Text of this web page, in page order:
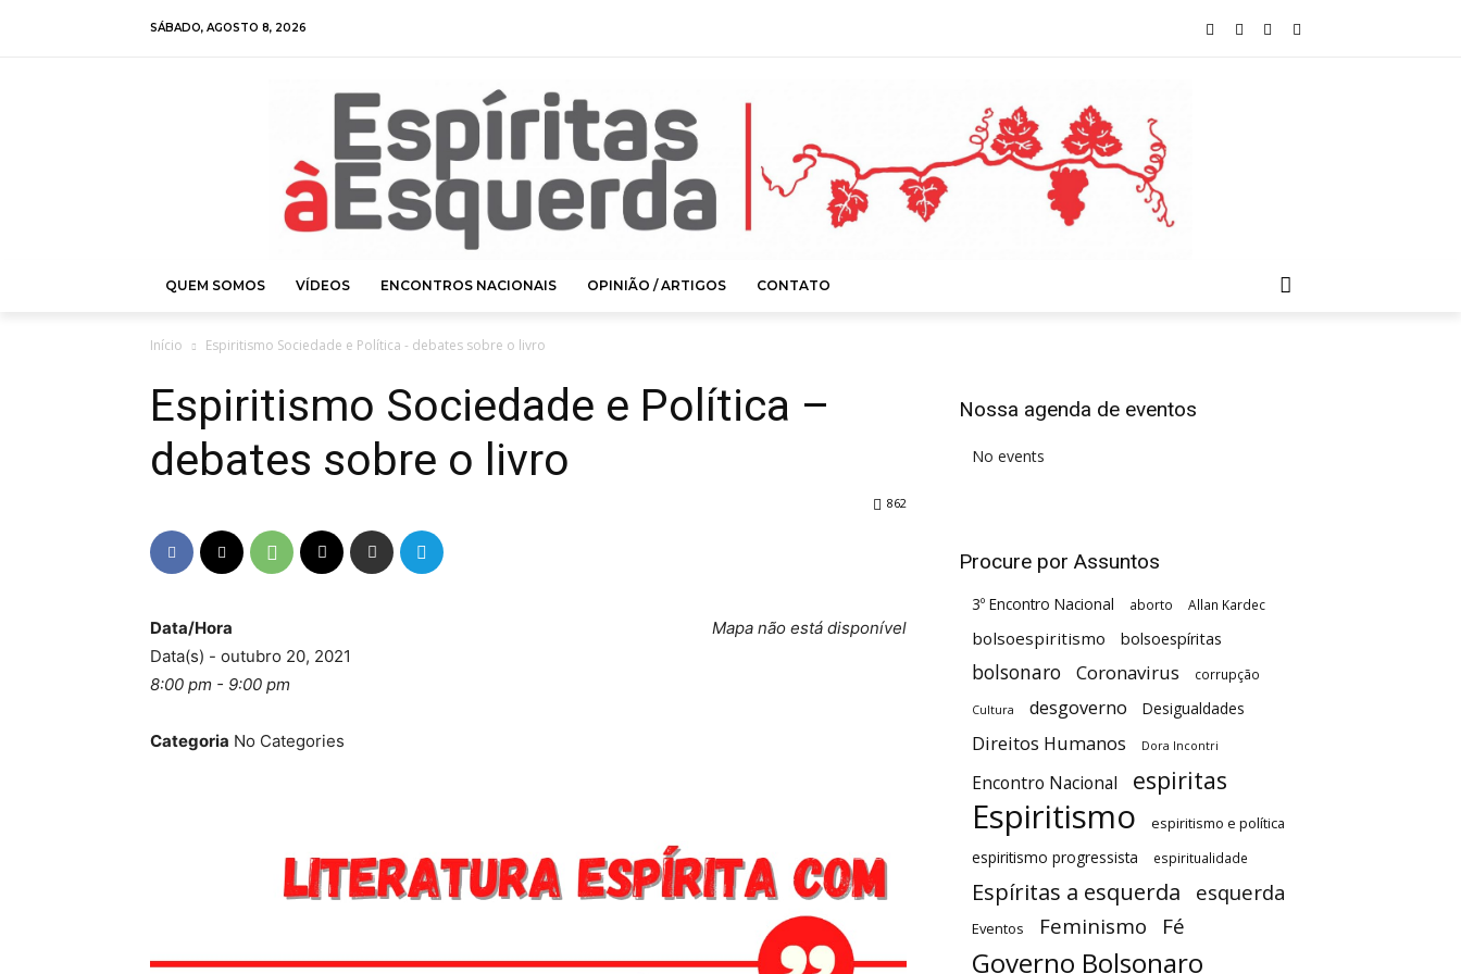
SÁBADO, AGOSTO 8, 2026
QUEM SOMOS VÍDEOS ENCONTROS NACIONAIS OPINIÃO / ARTIGOS CONTATO
Início Espiritismo Sociedade e Política - debates sobre o livro
Espiritismo Sociedade e Política –
debates sobre o livro
862
Mapa não está disponível
Data/Hora
Data(s) - outubro 20, 2021
8:00 pm - 9:00 pm
Categoria No Categories
Nossa agenda de eventos
No events
Procure por Assuntos
3º Encontro Nacional aborto Allan Kardec
bolsoespiritismo bolsoespíritas
bolsonaro Coronavirus corrupção
Cultura desgoverno Desigualdades
Direitos Humanos Dora Incontri
Encontro Nacional espiritas
Espiritismo espiritismo e política
espiritismo progressista espiritualidade
Espíritas a esquerda esquerda
Eventos Feminismo Fé
Governo Bolsonaro